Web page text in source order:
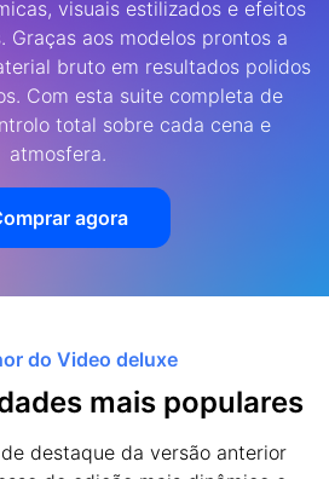
visuais estilizados e efeitos
Graças aos modelos prontos a
bruto em resultados polidos
Com esta suite completa de
total sobre cada cena e
atmosfera.
agora
do Video deluxe
mais populares
destaque da versão anterior